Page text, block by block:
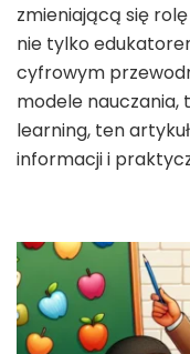
zmieniającą się
nie tylko
cyfrowym
modele
learning, ten
informacji i